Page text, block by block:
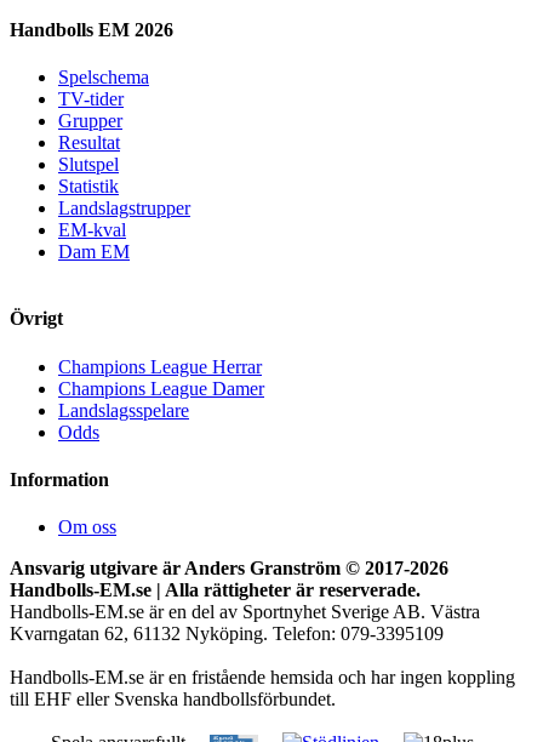
Handbolls EM 2026
Spelschema
TV-tider
Grupper
Resultat
Slutspel
Statistik
Landslagstrupper
EM-kval
Dam EM
Övrigt
Champions League Herrar
Champions League Damer
Landslagsspelare
Odds
Information
Om oss
Ansvarig utgivare är Anders Granström © 2017-2026
Handbolls-EM.se | Alla rättigheter är reserverade.
Handbolls-EM.se är en del av Sportnyhet Sverige AB. Västra
Kvarngatan 62, 61132 Nyköping. Telefon: 079-3395109
Handbolls-EM.se är en fristående hemsida och har ingen koppling
till EHF eller Svenska handbollsförbundet.